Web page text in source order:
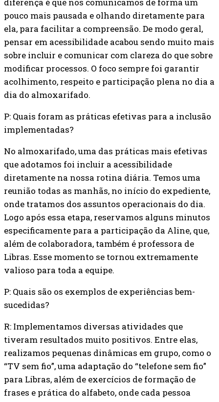
pouco mais pausada e olhando diretamente para
ela, para facilitar a compreensão. De modo geral,
pensar em acessibilidade acabou sendo muito mais
sobre incluir e comunicar com clareza do que sobre
modificar processos. O foco sempre foi garantir
acolhimento, respeito e participação plena no dia a
dia do almoxarifado.
P: Quais foram as práticas efetivas para a inclusão
implementadas?
No almoxarifado, uma das práticas mais efetivas
que adotamos foi incluir a acessibilidade
diretamente na nossa rotina diária. Temos uma
reunião todas as manhãs, no início do expediente,
onde tratamos dos assuntos operacionais do dia.
Logo após essa etapa, reservamos alguns minutos
especificamente para a participação da Aline, que,
além de colaboradora, também é professora de
Libras. Esse momento se tornou extremamente
valioso para toda a equipe.
P: Quais são os exemplos de experiências bem-
sucedidas?
R: Implementamos diversas atividades que
tiveram resultados muito positivos. Entre elas,
realizamos pequenas dinâmicas em grupo, como o
“TV sem fio”, uma adaptação do “telefone sem fio”
para Libras, além de exercícios de formação de
frases e prática do alfabeto, onde cada pessoa